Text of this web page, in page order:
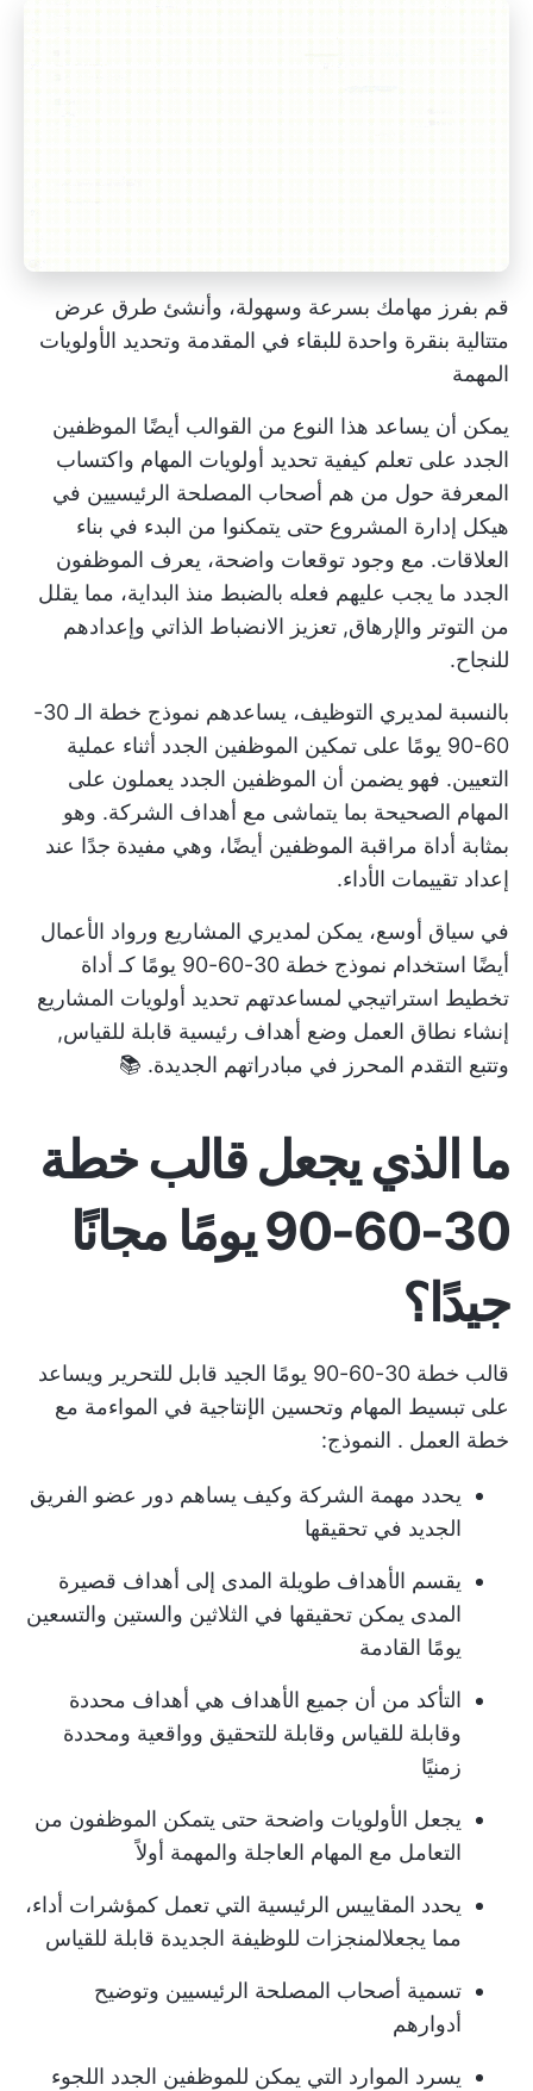
قم بفرز مهامك بسرعة وسهولة، وأنشئ طرق عرض
متتالية بنقرة واحدة للبقاء في المقدمة وتحديد الأولويات
المهمة
يمكن أن يساعد هذا النوع من القوالب أيضًا الموظفين
الجدد على تعلم كيفية تحديد أولويات المهام واكتساب
المعرفة حول من هم أصحاب المصلحة الرئيسيين في
هيكل إدارة المشروع حتى يتمكنوا من البدء في بناء
العلاقات. مع وجود توقعات واضحة، يعرف الموظفون
الجدد ما يجب عليهم فعله بالضبط منذ البداية، مما يقلل
من التوتر والإرهاق, تعزيز الانضباط الذاتي وإعدادهم
للنجاح.
بالنسبة لمديري التوظيف، يساعدهم نموذج خطة الـ 30-
60-90 يومًا على تمكين الموظفين الجدد أثناء عملية
التعيين. فهو يضمن أن الموظفين الجدد يعملون على
المهام الصحيحة بما يتماشى مع أهداف الشركة. وهو
بمثابة أداة مراقبة الموظفين أيضًا، وهي مفيدة جدًا عند
إعداد تقييمات الأداء.
في سياق أوسع، يمكن لمديري المشاريع ورواد الأعمال
أيضًا استخدام نموذج خطة 30-60-90 يومًا كـ
أداة
تخطيط استراتيجي لمساعدتهم تحديد أولويات المشاريع
إنشاء نطاق العمل وضع أهداف رئيسية قابلة للقياس,
وتتبع التقدم المحرز في مبادراتهم الجديدة. 📚
ما الذي يجعل قالب خطة
30-60-90 يومًا مجانًا
جيدًا؟
قالب خطة 30-60-90 يومًا الجيد قابل للتحرير ويساعد
على تبسيط المهام وتحسين الإنتاجية في المواءمة مع
خطة العمل . النموذج:
يحدد مهمة الشركة وكيف يساهم دور عضو الفريق
الجديد في تحقيقها
يقسم الأهداف طويلة المدى إلى أهداف قصيرة
المدى يمكن تحقيقها في الثلاثين والستين والتسعين
يومًا القادمة
التأكد من أن جميع الأهداف هي أهداف محددة
وقابلة للقياس وقابلة للتحقيق وواقعية ومحددة
زمنيًا
يجعل الأولويات واضحة حتى يتمكن الموظفون من
التعامل مع المهام العاجلة والمهمة أولاً
يحدد المقاييس الرئيسية التي تعمل كمؤشرات أداء،
مما يجعلالمنجزات للوظيفة الجديدة قابلة للقياس
تسمية أصحاب المصلحة الرئيسيين وتوضيح
أدوارهم
يسرد الموارد التي يمكن للموظفين الجدد اللجوء